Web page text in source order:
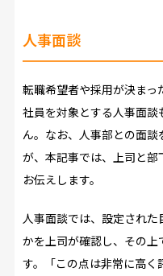
人事面談
転職希望者や採用が決ま
社員を対象とする人事面
ん。なお、人事部との面
が、本記事では、上司と部
お伝えします。
人事面談では、設定され
かを上司が確認し、その
す。「この点は非常に高